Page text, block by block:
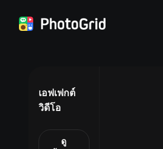
เอฟเฟกต์
วิดีโอ
ดู